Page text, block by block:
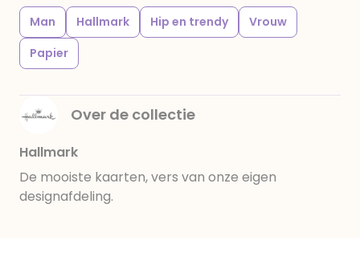
Man Hallmark Hip en trendy
Vrouw
Papier
Over de collectie
Hallmark
De mooiste kaarten, vers van onze eigen
designafdeling.